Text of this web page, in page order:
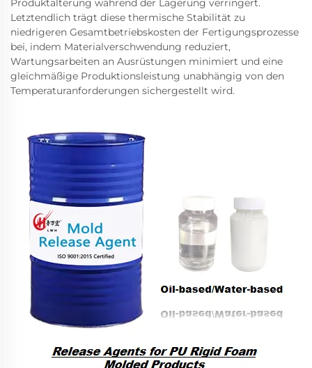
Produktalterung während der Lagerung verringert.
Letztendlich trägt diese thermische Stabilität zu
niedrigeren Gesamtbetriebskosten der Fertigungsprozesse
bei, indem Materialverschwendung reduziert,
Wartungsarbeiten an Ausrüstungen minimiert und eine
gleichmäßige Produktionsleistung unabhängig von den
Temperaturanforderungen sichergestellt wird.